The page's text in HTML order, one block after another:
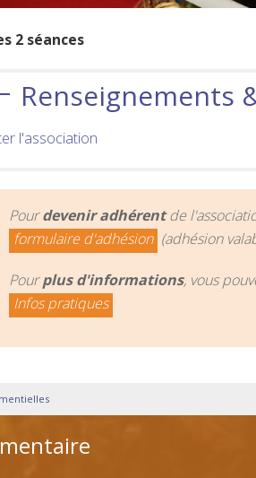
2 séances
Renseignements
l'association
Pourdevenir adhérentde
formulaire d'adhésion (adhésion
Pourplus d'informations, vous
Infos pratiques